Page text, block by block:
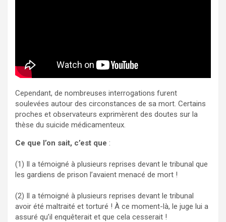
Cependant, de nombreuses interrogations furent
soulevées autour des circonstances de sa mort. Certains
proches et observateurs exprimèrent des doutes sur la
thèse du suicide médicamenteux.
Ce que l’on sait, c’est que :
(1) Il a témoigné à plusieurs reprises devant le tribunal que
les gardiens de prison l’avaient menacé de mort !
(2) Il a témoigné à plusieurs reprises devant le tribunal
avoir été maltraité et torturé ! À ce moment-là, le juge lui a
assuré qu’il enquêterait et que cela cesserait !